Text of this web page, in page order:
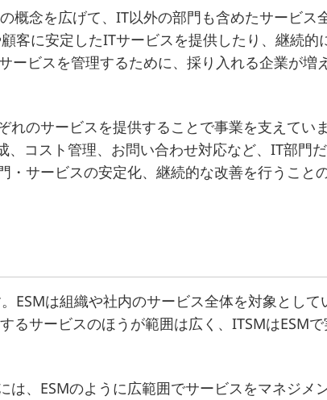
概念を広げて、IT以外の部門も含めたサービス
客に安定したITサービスを提供したり、継続的
ービスを管理するために、採り入れる企業が増
のサービスを提供することで事業を支えてい
コスト管理、お問い合わせ対応など、IT部門
サービスの安定化、継続的な改善を行うこと
は組織や社内のサービス全体を対象として
るサービスのほうが範囲は広く、ITSMはESM
、ESMのように広範囲でサービスをマネジメ